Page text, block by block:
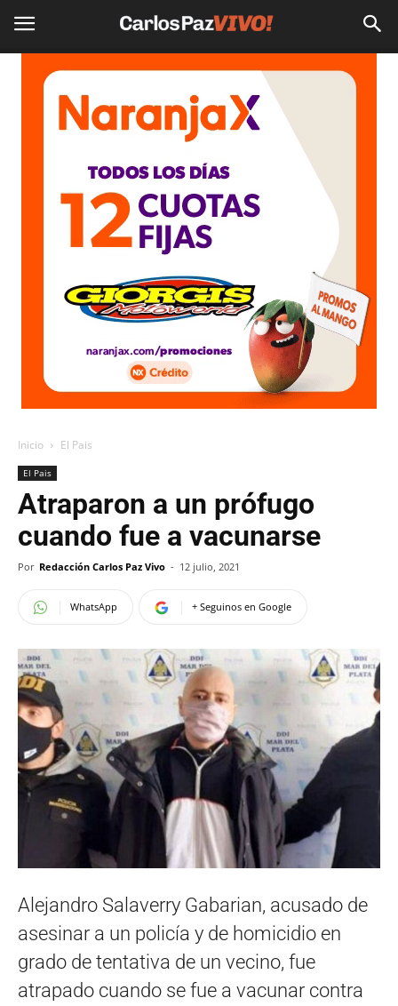
Inicio El Pais
El Pais
Atraparon a un prófugo
cuando fue a vacunarse
Por Redacción Carlos Paz Vivo - 12 julio, 2021
WhatsApp + Seguinos en Google
Alejandro Salaverry Gabarian, acusado de
asesinar a un policía y de homicidio en
grado de tentativa de un vecino, fue
atrapado cuando se fue a vacunar contra